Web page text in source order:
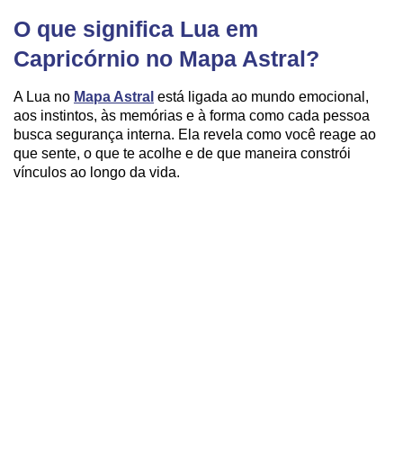
O que significa Lua em
Capricórnio no Mapa Astral?
A Lua no Mapa Astral está ligada ao mundo emocional,
aos instintos, às memórias e à forma como cada pessoa
busca segurança interna. Ela revela como você reage ao
que sente, o que te acolhe e de que maneira constrói
vínculos ao longo da vida.